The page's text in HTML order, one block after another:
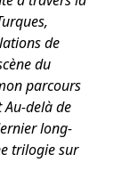
de
du
parcours
Au-delà de
long-
trilogie sur